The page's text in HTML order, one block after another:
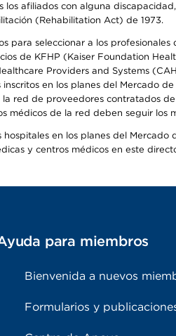
afiliados con alguna
(Rehabilitation Act) de 1973.
seleccionar a los
de KFHP (Kaiser Foundation
Providers and Systems
en los planes del Mercado
red de proveedores contratados
de la red deben seguir los
en los planes del
y centros médicos en este
para miembros
Bienvenida a nuevos
Formularios y